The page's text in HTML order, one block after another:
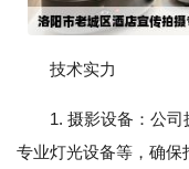
技术实力
1. 摄影设备：公司
专业灯光设备等，确保